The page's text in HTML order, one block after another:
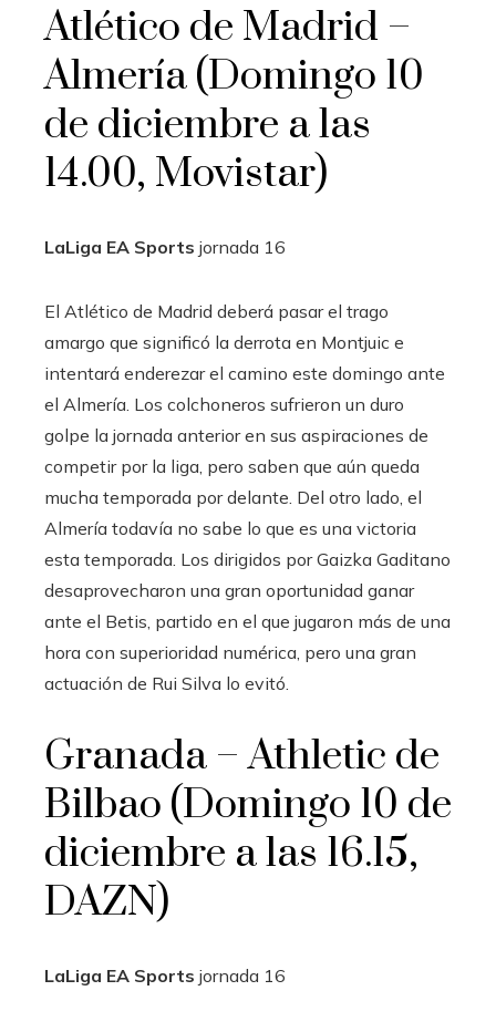
Atlético de Madrid –
Almería (Domingo 10
de diciembre a las
14.00, Movistar)
LaLiga EA Sports jornada 16
El Atlético de Madrid deberá pasar el trago
amargo que significó la derrota en Montjuic e
intentará enderezar el camino este domingo ante
el Almería. Los colchoneros sufrieron un duro
golpe la jornada anterior en sus aspiraciones de
competir por la liga, pero saben que aún queda
mucha temporada por delante. Del otro lado, el
Almería todavía no sabe lo que es una victoria
esta temporada. Los dirigidos por Gaizka Gaditano
desaprovecharon una gran oportunidad ganar
ante el Betis, partido en el que jugaron más de una
hora con superioridad numérica, pero una gran
actuación de Rui Silva lo evitó.
Granada – Athletic de
Bilbao (Domingo 10 de
diciembre a las 16.15,
DAZN)
LaLiga EA Sports jornada 16